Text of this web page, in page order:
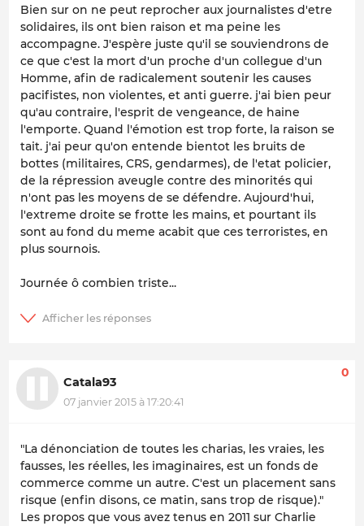
Bien sur on ne peut reprocher aux journalistes d'etre
solidaires, ils ont bien raison et ma peine les
accompagne. J'espère juste qu'il se souviendrons de
ce que c'est la mort d'un proche d'un collegue d'un
Homme, afin de radicalement soutenir les causes
pacifistes, non violentes, et anti guerre. j'ai bien peur
qu'au contraire, l'esprit de vengeance, de haine
l'emporte. Quand l'émotion est trop forte, la raison se
tait. j'ai peur qu'on entende bientot les bruits de
bottes (militaires, CRS, gendarmes), de l'etat policier,
de la répression aveugle contre des minorités qui
n'ont pas les moyens de se défendre. Aujourd'hui,
l'extreme droite se frotte les mains, et pourtant ils
sont au fond du meme acabit que ces terroristes, en
plus sournois.
Journée ô combien triste...
Catala93
07 janvier 2015 à 17:20:41
0
"La dénonciation de toutes les charias, les vraies, les
fausses, les réelles, les imaginaires, est un fonds de
commerce comme un autre. C'est un placement sans
risque (enfin disons, ce matin, sans trop de risque)."
Les propos que vous avez tenus en 2011 sur Charlie